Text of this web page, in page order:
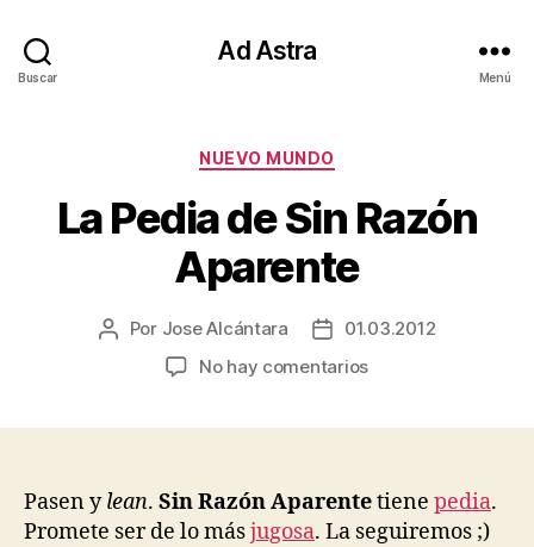
Buscar
Ad Astra
Menú
Categorías
NUEVO MUNDO
La Pedia de Sin Razón
Aparente
Autor
Por Jose Alcántara
Fecha01.03.2012
No hay comentariosen
Razón
Aparente
Pasen ylean. Sin Razón Aparentetiene pedia.
Promete ser de lo másjugosa. La seguiremos ;)